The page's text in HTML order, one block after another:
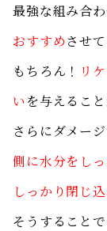
最強な組み合
おすすめさせ
もちろん！ リ
いを与えるこ
さらにダメー
側に水分をし
しっかり 閉じ
そうすること